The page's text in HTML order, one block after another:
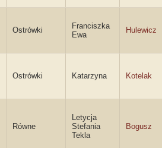
Ostrówki
Franciszka
Ewa
Hulewicz
Ostrówki Katarzyna Kotelak
Równe
Letycja
Stefania
Tekla
Bogusz